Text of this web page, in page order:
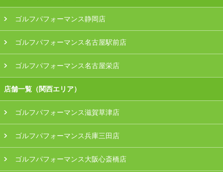
ゴルフパフォーマンス静岡店
ゴルフパフォーマンス名古屋駅前店
ゴルフパフォーマンス名古屋栄店
店舗一覧（関西エリア）
ゴルフパフォーマンス滋賀草津店
ゴルフパフォーマンス兵庫三田店
ゴルフパフォーマンス大阪心斎橋店